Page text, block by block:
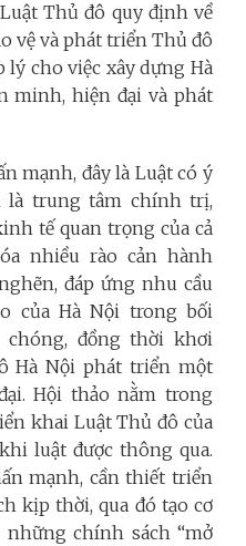
Thủ đô quy định về
vệ và phát triển Thủ đô
lý cho việc xây dựng Hà
minh, hiện đại và phát
mạnh, đây là Luật có ý
là trung tâm chính trị,
tế quan trọng của cả
nhiều rào cản hành
đáp ứng nhu cầu
của Hà Nội trong bối
đồng thời khơi
Hà Nội phát triển một
Hội thảo nằm trong
khai Luật Thủ đô của
luật được thông qua.
mạnh, cần thiết triển
kịp thời, qua đó tạo cơ
chính sách “mở